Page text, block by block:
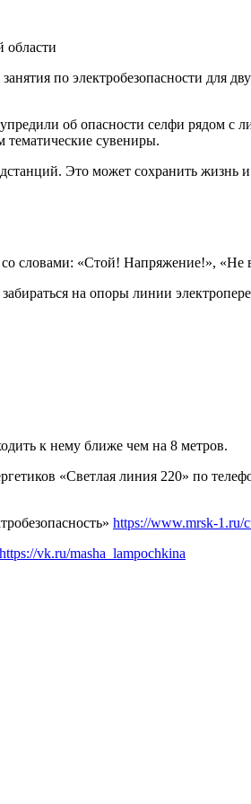
по электробезопасности для
об опасности селфи рядом с
тематические сувениры.
Это может сохранить жизнь и
словами: «Стой! Напряжение!», «Не
на опоры линии
к нему ближе чем на 8 метров.
«Светлая линия 220» по
https://www.mrsk-1.ru/
https://vk.ru/masha_lampochkina